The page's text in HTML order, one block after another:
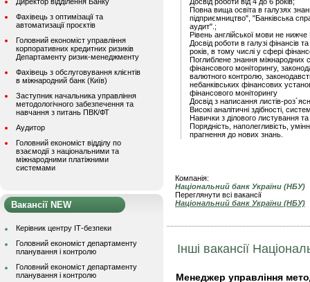
Фахівець з оптимізації та
автоматизації проєктів
Головний економіст управління
корпоративних кредитних ризиків
Департаменту ризик-менеджменту
Фахівець з обслуговування клієнтів
в міжнародний банк (Київ)
Заступник начальника управління
методологічного забезпечення та
навчання з питань ПВК/ФТ
Аудитор
Головний економіст відділу по
взаємодії з національними та
міжнародними платіжними
системами
Вакансії NEW
Керівник центру ІТ-безпеки
Головний економіст департаменту
планування і контролю
Головний економіст департаменту
планування і контролю
Повна вища освіта в галузях
підприємництво", "Банківська
аудит".;
Рівень англійської мови не нижче
Досвід роботи в галузі фінансів
років, в тому числі у сфері
Поглиблене знання міжнародних
фінансового моніторингу,
валютного контролю,
небанківських фінансових
фінансового моніторингу
Досвід з написання листів-
Високі аналітичні здібності,
Навички з ділового листування та
Порядність, наполегливість,
прагнення до нових знань.
Компанія:
Національний банк України (НБУ)
Переглянути всі вакансії
Національний банк України (НБУ)
Інші вакансії
Менеджер управління